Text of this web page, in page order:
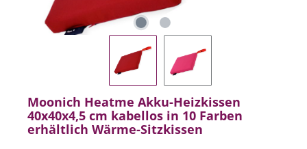
Moonich Heatme Akku-Heizkissen
40x40x4,5 cm kabellos in 10 Farben
erhältlich Wärme-Sitzkissen